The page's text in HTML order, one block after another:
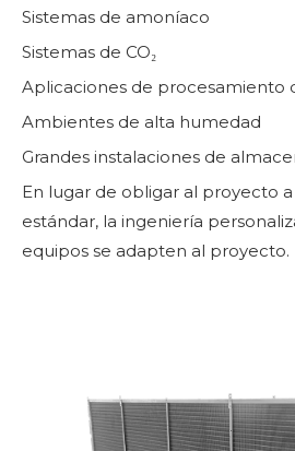
Sistemas de amoníaco
Sistemas de CO₂
Aplicaciones de procesamiento
Ambientes de alta humedad
Grandes instalaciones de
En lugar de obligar al proyecto
estándar, la ingeniería
equipos se adapten al proyecto.